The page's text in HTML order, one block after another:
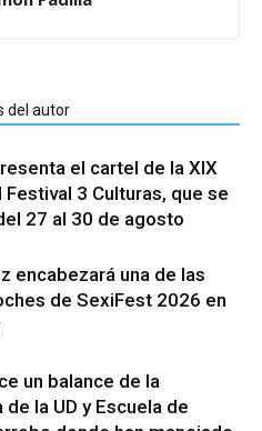
del autor
el cartel de la XIX
3 Culturas, que se
27 al 30 de agosto
encabezará una de las
de SexiFest 2026 en
un balance de la
la UD y Escuela de